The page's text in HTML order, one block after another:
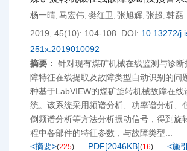
杨一晴, 马宏伟, 樊红卫 , 张旭辉, 张超 , 韩磊
2019, 45(10): 104-108.
DOI: 10.13272/
251x.2019010092
摘要： 针对现有煤矿机械在线监测与诊断
障特征在线提取及故障类型自动识别的问
种基于LabVIEW的煤矿旋转机械故障在线
统。该系统采用频谱分析、功率谱分析、
倒频谱分析等方法分析振动信号，得到旋
程中各部件的特征参数，与故障类型...
<摘要>(225) PDF[2046KB](16) <施